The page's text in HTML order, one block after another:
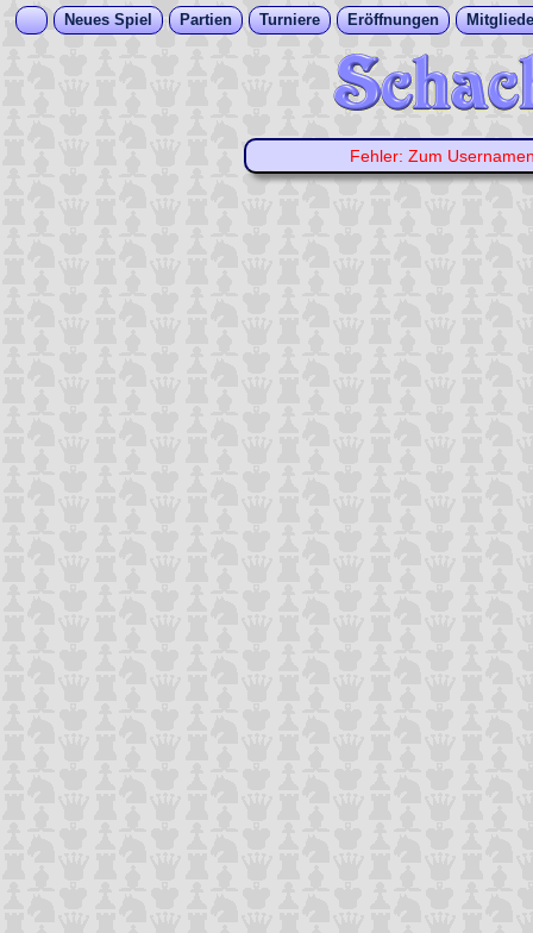
Neues Spiel Partien Turniere Eröffnungen
Fehler: Zum